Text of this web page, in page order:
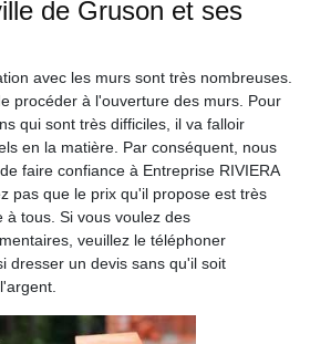
de Gruson et ses
avec les murs sont très nombreuses.
procéder à l'ouverture des murs. Pour
qui sont très difficiles, il va falloir
en la matière. Par conséquent, nous
faire confiance à Entreprise RIVIERA
pas que le prix qu'il propose est très
à tous. Si vous voulez des
veuillez le téléphoner
dresser un devis sans qu'il soit